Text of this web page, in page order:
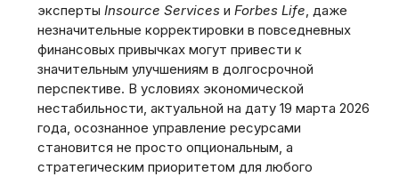
эксперты Insource Services и Forbes Life, даже
незначительные корректировки в повседневных
финансовых привычках могут привести к
значительным улучшениям в долгосрочной
перспективе. В условиях экономической
нестабильности, актуальной на дату 19 марта 2026
года, осознанное управление ресурсами
становится не просто опциональным, а
стратегическим приоритетом для любого